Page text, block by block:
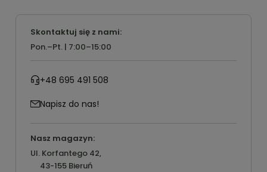
Skontaktuj się z nami:
Pon.–Pt. | 7:00–15:00
+48 695 491 508
Napisz do nas!
Nasz magazyn:
Ul. Korfantego 42,
43-155 Bieruń